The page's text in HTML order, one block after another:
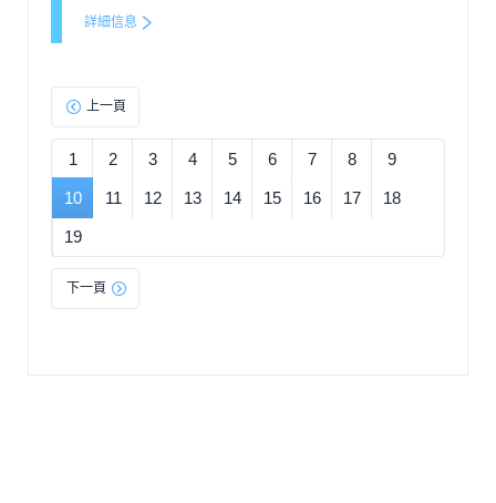
詳細信息
上一頁
1 2 3 4 5 6 7 8 9
10 11 12 13 14 15 16 17 18
19
下一頁